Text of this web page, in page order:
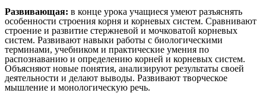
Развивающая: в конце урока учащиеся умеют разъяснять
особенности строения корня и корневых систем. Сравнивают
строение и развитие стержневой и мочковатой корневых
систем. Развивают навыки работы с биологическими
терминами, учебником и практические умения по
распознаванию и определению корней и корневых систем.
Объясняют новые понятия, анализируют результаты своей
деятельности и делают выводы. Развивают творческое
мышление и монологическую речь.